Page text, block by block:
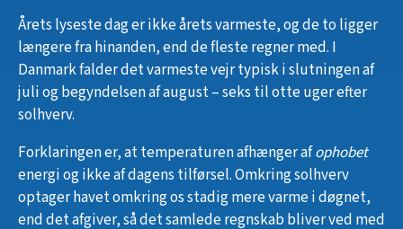
Årets lyseste dag er ikke årets varmeste, og de to ligger
længere fra hinanden, end de fleste regner med. I
Danmark falder det varmeste vejr typisk i slutningen af
juli og begyndelsen af august – seks til otte uger efter
solhverv.
Forklaringen er, at temperaturen afhænger afophobet
energi og ikke af dagens tilførsel. Omkring solhverv
optager havet omkring os stadig mere varme i døgnet,
end det afgiver, så det samlede regnskab bliver ved med